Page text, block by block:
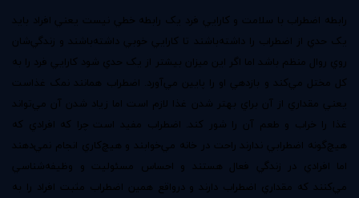
رابطه اضطراب با سلامت و کارايي فرد يک رابطه خطي نيست يعني افراد بايد
يک حدي از اضطراب را داشته‌باشند تا کارايي خوبي داشته‌باشند و زندگي‌شان
روي روال منظم باشد اما اگر اين ميزان بيشتر از يک حدي شود کارايي فرد را به
کل مختل مي‌کند و بازدهي او را پايين مي‌آورد.‌ اضطراب همانند نمک غذاست
يعني مقداري از آن براي بهتر شدن غذا لازم است اما زياد شدن آن مي‌تواند
غذا را خراب و طعم آن را شور کند. اضطراب مفيد است چرا که افرادي که
هيچ‌گونه اضطرابي ندارند راحت در خانه مي‌خوابند و هيچ‌کاري انجام نمي‌دهند
اما افرادي در زندگي فعال هستند و احساس مسئوليت و وظيفه‌شناسي
مي‌کنند که مقداري اضطراب دارند و درواقع همين اضطراب مثبت افراد را به